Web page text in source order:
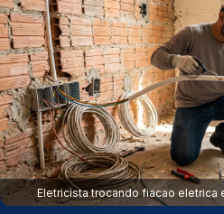
Eletricista trocando fiacao eletrica